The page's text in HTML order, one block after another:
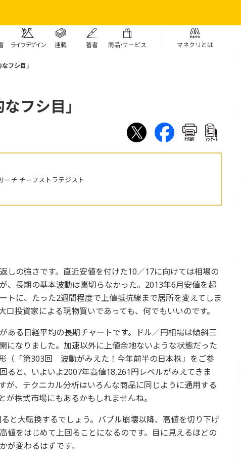
ライフデザイン 連載 著者 商品・サービス マネクリとは
フシ目」
フシ目」
印刷 ｱﾝｹｰﾄ
ーチ チーフストラテジスト
しの強さです。直近安値を付けた10／17に向けては相場の
、長期の基本波動は裏切らなかった。2013年6月安値を起
トに、たった2週間程度で上値抵抗線まで居所を変えてしま
投資家による現物買いであっても、何でもいいのです。
ある日経平均の長期チャートです。ドル／円相場は傾斜三
になりました。加速以外に上値余地ないような状態だった
（「第303回 波動がみえた！今年前半の日本株」をご参
ると、いよいよ2007年高値18,261円レベルがみえてきま
が、テクニカル分析はいろんな商品に同じように通用する
株式市場にもあるかもしれませんね。
と大転換するでしょう。バブル崩壊以降、高値を切り下げ
値をはじめて上回ることになるのです。目に見えるほどの
が変わるはずです。